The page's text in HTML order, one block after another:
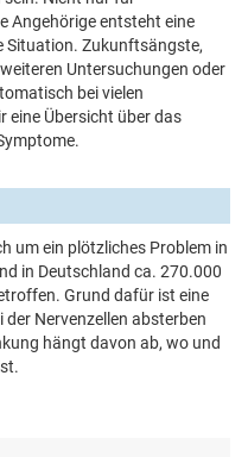
Angehörige entsteht eine
Situation. Zukunftsängste,
Untersuchungen oder
bei vielen
eine Übersicht über das
um ein plötzliches Problem in
in Deutschland ca. 270.000
Grund dafür ist eine
Nervenzellen absterben
hängt davon ab, wo und